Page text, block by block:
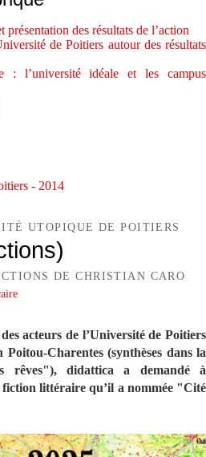
des résultats de l’action
de Poitiers autour des résultats
: l’université idéale et les campus
- 2014
UTOPIQUE DE POITIERS
DE CHRISTIAN CARO
acteurs de l’Université de Poitiers
Charentes (synthèses dans la
rêves"), didattica a demandé à
littéraire qu’il a nommée "Cité